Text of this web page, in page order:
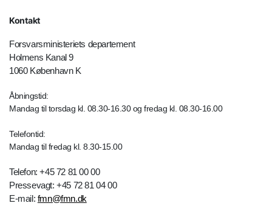
Kontakt
Forsvarsministeriets departement
Holmens Kanal 9
1060 København K
Åbningstid:
Mandag til torsdag kl. 08.30-16.30 og fredag kl. 08.30-16.00
Telefontid:
Mandag til fredag kl. 8.30-15.00
Telefon: +45 72 81 00 00
Pressevagt: +45 72 81 04 00
E-mail: fmn@fmn.dk